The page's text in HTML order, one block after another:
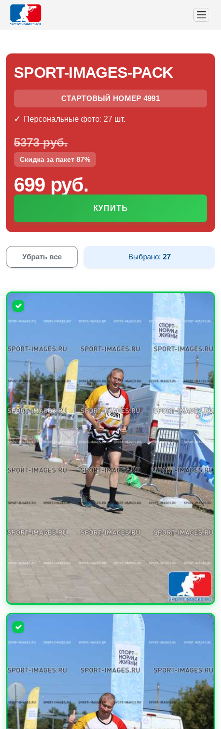
SPORT-IMAGES-PACK
СТАРТОВЫЙ НОМЕР 4991
Персональные фото: 27 шт.
5373 руб.
Скидка за пакет 87%
699 руб.
КУПИТЬ
Убрать все Выбрано:27
УВЕЛИЧИТЬ